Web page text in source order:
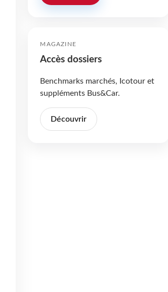
MAGAZINE
Accès dossiers
Benchmarks marchés, Icotour et
suppléments Bus&Car.
Découvrir